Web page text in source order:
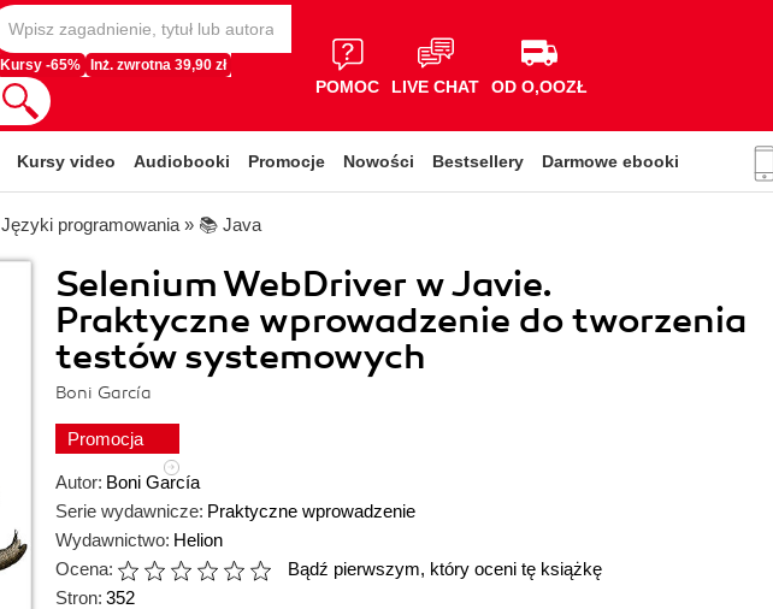
Kursy -65% Inż. zwrotna 39,90 zł
POMOC LIVE CHAT OD O,OOZŁ
Kursy video Audiobooki Promocje Nowości Bestsellery Darmowe ebooki
Języki programowania » 📚 Java
Selenium WebDriver w Javie.
Praktyczne wprowadzenie do tworzenia
testów systemowych
Boni García
Promocja
Autor: Boni García
Serie wydawnicze: Praktyczne wprowadzenie
Wydawnictwo: Helion
Ocena:
Bądź pierwszym, który oceni tę książkę
Stron: 352